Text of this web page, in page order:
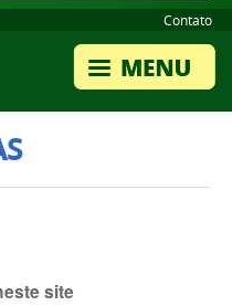
Contato
site